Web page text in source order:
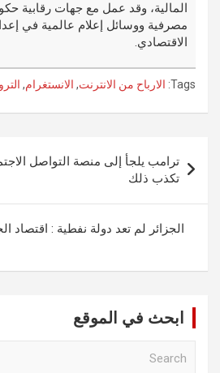
المالية، وقد عمل مع جهات رقابية
مصرفية ووسائل إعلام عالمية في
الاقتصادي.
Tags: الارباح من الانترنت, الانستغرام,
المقالات
تكذب ذلك
الجزائر لم تعد دولة نفطية :
ابحث في الموقع